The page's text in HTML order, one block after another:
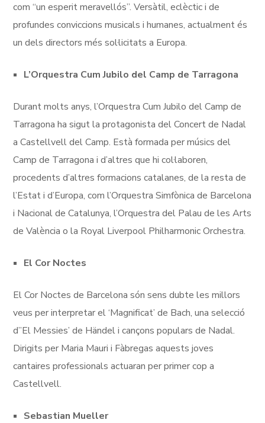
com “un esperit meravellós”. Versàtil, eclèctic i de
profundes conviccions musicals i humanes, actualment és
un dels directors més sol·licitats a Europa.
L’Orquestra Cum Jubilo del Camp de Tarragona
Durant molts anys, l’Orquestra Cum Jubilo del Camp de
Tarragona ha sigut la protagonista del Concert de Nadal
a Castellvell del Camp. Està formada per músics del
Camp de Tarragona i d’altres que hi col·laboren,
procedents d’altres formacions catalanes, de la resta de
l’Estat i d’Europa, com l’Orquestra Simfònica de Barcelona
i Nacional de Catalunya, l’Orquestra del Palau de les Arts
de València o la Royal Liverpool Philharmonic Orchestra.
El Cor Noctes
El Cor Noctes de Barcelona són sens dubte les millors
veus per interpretar el ‘Magnificat’ de Bach, una selecció
d”El Messies’ de Händel i cançons populars de Nadal.
Dirigits per Maria Mauri i Fàbregas aquests joves
cantaires professionals actuaran per primer cop a
Castellvell.
Sebastian Mueller